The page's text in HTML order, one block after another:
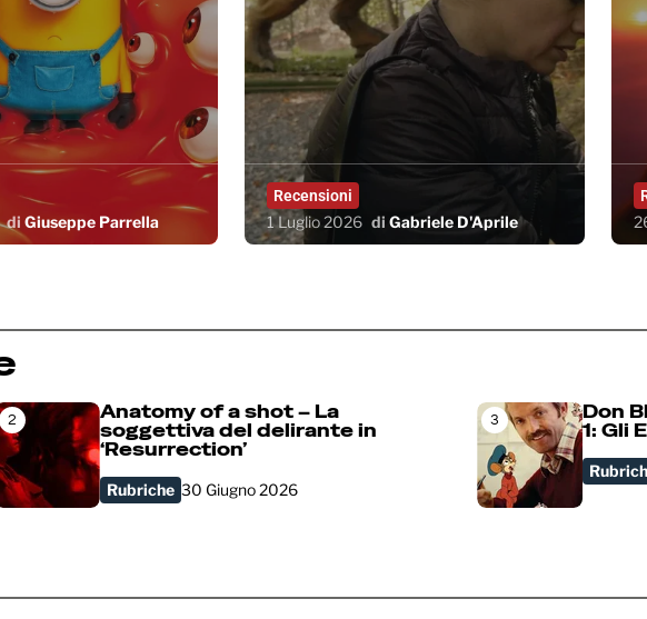
di Giuseppe Parrella
Recensioni
1 Luglio 2026 di Gabriele D'Aprile
2
Anatomy of a shot – La
soggettiva del delirante in
‘Resurrection’
Rubriche 30 Giugno 2026
3
Don
1: Gli